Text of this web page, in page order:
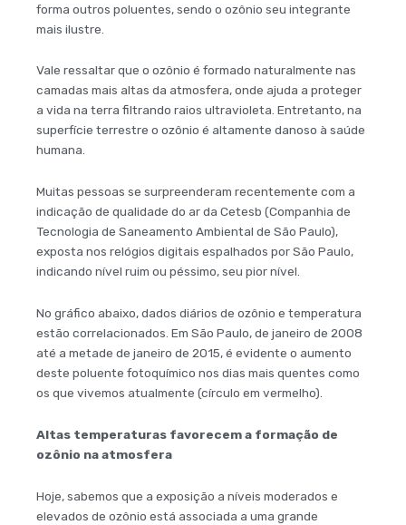
forma outros poluentes, sendo o ozônio seu integrante
mais ilustre.
Vale ressaltar que o ozônio é formado naturalmente nas
camadas mais altas da atmosfera, onde ajuda a proteger
a vida na terra filtrando raios ultravioleta. Entretanto, na
superfície terrestre o ozônio é altamente danoso à saúde
humana.
Muitas pessoas se surpreenderam recentemente com a
indicação de qualidade do ar da Cetesb (Companhia de
Tecnologia de Saneamento Ambiental de São Paulo),
exposta nos relógios digitais espalhados por São Paulo,
indicando nível ruim ou péssimo, seu pior nível.
No gráfico abaixo, dados diários de ozônio e temperatura
estão correlacionados. Em São Paulo, de janeiro de 2008
até a metade de janeiro de 2015, é evidente o aumento
deste poluente fotoquímico nos dias mais quentes como
os que vivemos atualmente (círculo em vermelho).
Altas temperaturas favorecem a formação de
ozônio na atmosfera
Hoje, sabemos que a exposição a níveis moderados e
elevados de ozônio está associada a uma grande